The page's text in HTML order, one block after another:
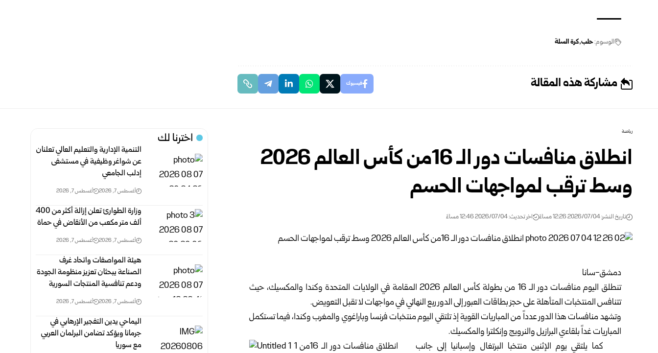
الوسوم:حلب كرة السلة
مشاركة هذه المقالة فيسبوك
رياضة
انطلاق منافسات دور الـ 16من كأس العالم 2026
وسط ترقب لمواجهات الحسم
تاريخ النشر: 2026/07/04 12:26 مساءً اخر تحديث: 2026/07/04 12:46 مساءً
دمشق-سانا
تنطلق اليوم منافسات دور الـ 16 من بطولة كأس العالم 2026 المقامة في الولايات المتحدة وكندا والمكسيك، حيث
تتنافس المنتخبات المتأهلة على حجز بطاقات العبور إلى الدور ربع النهائي في مواجهات لا تقبل التعويض.
وتشهد منافسات هذا الدور عدداً من المباريات القوية إذ تلتقي اليوم منتخبات فرنسا وباراغوي والمغرب وكندا، فيما تستكمل
المباريات غداً بلقاءي البرازيل والنرويج وإنكلترا والمكسيك.
كما يلتقي يوم الإثنين منتخبا البرتغال وإسبانيا إلى جانب
اخترنا لك
التنمية الإدارية والتعليم العالي تعلنان
عن شواغر وظيفية في مستشفى
إدلب الجامعي
أغسطس 7, 2026 أغسطس 7, 2026
وزارة الطوارئ تعلن إزالة أكثر من 400
ألف متر مكعب من الأنقاض في ‏حماة ‏
أغسطس 7, 2026 أغسطس 7, 2026
هيئة المواصفات واتحاد غرف
الصناعة يبحثان تعزيز منظومة الجودة
ودعم تنافسية المنتجات السورية
أغسطس 7, 2026 أغسطس 7, 2026
اليماحي يدين التفجير الإرهابي في
جرمانا ويؤكد تضامن البرلمان العربي
مع سوريا